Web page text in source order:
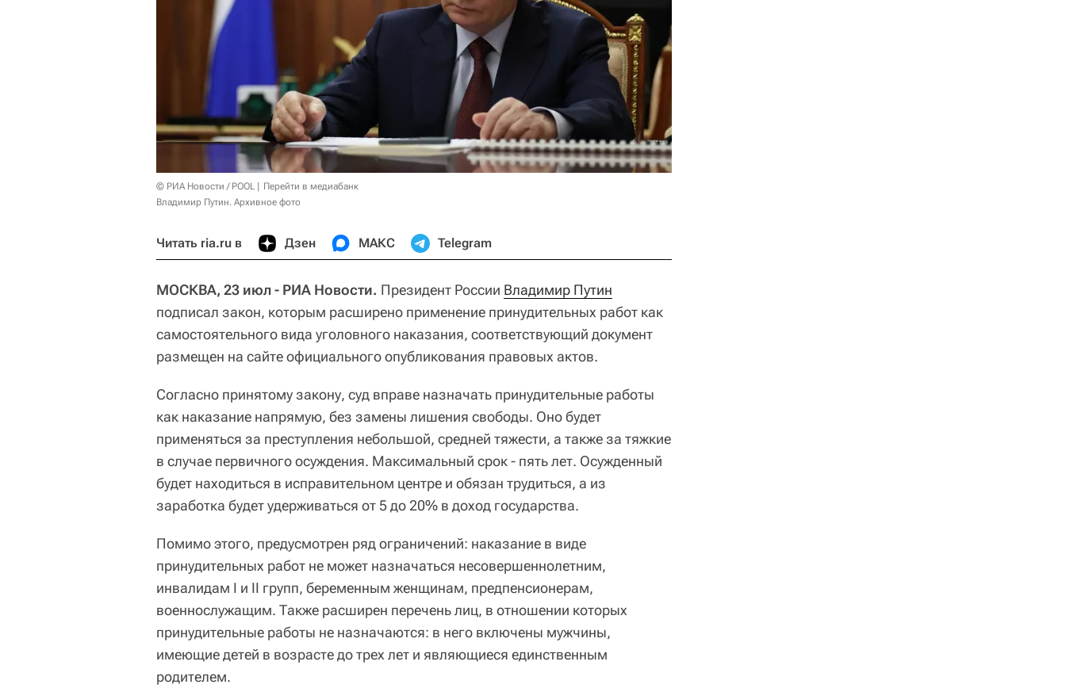
© РИА Новости / POOL
Перейти в медиабанк
Владимир Путин. Архивное фото
Читать ria.ru в Дзен МАКС Telegram
МОСКВА, 23 июл - РИА Новости. Президент России Владимир Путин
подписал закон, которым расширено применение принудительных работ как
самостоятельного вида уголовного наказания, соответствующий документ
размещен на сайте официального опубликования правовых актов.
Согласно принятому закону, суд вправе назначать принудительные работы
как наказание напрямую, без замены лишения свободы. Оно будет
применяться за преступления небольшой, средней тяжести, а также за тяжкие
в случае первичного осуждения. Максимальный срок - пять лет. Осужденный
будет находиться в исправительном центре и обязан трудиться, а из
заработка будет удерживаться от 5 до 20% в доход государства.
Помимо этого, предусмотрен ряд ограничений: наказание в виде
принудительных работ не может назначаться несовершеннолетним,
инвалидам I и II групп, беременным женщинам, предпенсионерам,
военнослужащим. Также расширен перечень лиц, в отношении которых
принудительные работы не назначаются: в него включены мужчины,
имеющие детей в возрасте до трех лет и являющиеся единственным
родителем.